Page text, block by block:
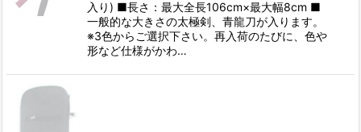
入り) ■長さ：最大全長106cm×最大幅8cm ■
一般的な大きさの太極剣、青龍刀が入ります。
※3色からご選択下さい。再入荷のたびに、色や
形など仕様がかわ…